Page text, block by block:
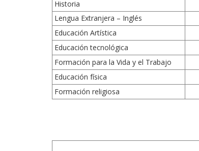
Historia
Lengua Extranjera – Inglés
Educación Artística
Educación tecnológica
Formación para la Vida y el Trabajo
Educación física
Formación religiosa